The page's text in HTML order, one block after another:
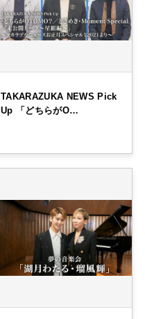
TAKARAZUKA NEWS Pick
Up 「どちらがO…